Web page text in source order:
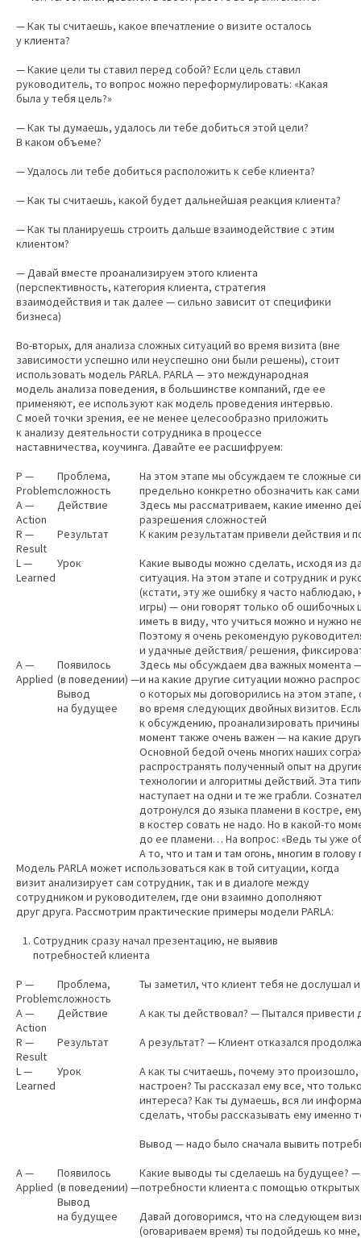
— Как ты считаешь, какое впечатление о визите осталось
у клиента?
— Какие цели ты ставил перед собой? Если цель ставил
руководитель, то вопрос можно переформулировать: «Какая
была у тебя цель?»
— Как ты думаешь, удалось ли тебе добиться этой цели?
В каком объеме?
— Удалось ли тебе добиться расположить к себе клиента?
— Как ты считаешь, какой будет дальнейшая реакция клиента?
— Как ты планируешь строить дальше взаимодействие с этим
клиентом?
— Давай вместе проанализируем этого клиента
(перспективность, категория клиента, стратегия
взаимодействия и так далее — сильно зависит от специфики
бизнеса)
Во-вторых, для анализа сложных ситуаций во время визита (вне
зависимости успешно или неуспешно они были решены), стоит
использовать модель PARLA. PARLA — это международная
модель анализа поведения, в большинстве компаний, где ее
применяют, ее используют как модель проведения интервью.
С моей точки зрения, ее не менее целесообразно приложить
к анализу деятельности сотрудника в процессе
наставничества, коучинга. Давайте ее расшифруем:
P —
Problem
Проблема,
сложность
На этом этапе мы обсуждаем те сложные
предельно конкретно обозначить как
A —
Action
Действие
Здесь мы рассматриваем, какие именно
разрешения сложностей
R —
Result
Результат
К каким результатам привели действия и
L —
Learned
Урок
Какие выводы можно сделать, исходя из
ситуация. На этом этапе и сотрудник и
(кстати, эту же ошибку я часто наблюдаю,
игры) — они говорят только об ошибочных
иметь в виду, что учиться можно и нужно
Поэтому я очень рекомендую
и удачные действия/ решения,
A —
Applied
Появилось
(в поведении) —
Вывод
на будущее
Здесь мы обсуждаем два важных момента
и на какие другие ситуации можно
о которых мы договорились на этом
во время следующих двойных визитов.
к обсуждению, проанализировать
момент также очень важен — на какие
Основной бедой очень многих наших
распространять полученный опыт на
технологии и алгоритмы действий. Эта
наступает на одни и те же грабли.
дотронулся до языка пламени в костре,
в костер совать не надо. Но в какой-то
до ее пламени… На вопрос: «Ведь ты уже
А то, что и там и там огонь, многим в
Модель PARLA может использоваться как в той ситуации, когда
визит анализирует сам сотрудник, так и в диалоге между
сотрудником и руководителем, где они взаимно дополняют
друг друга. Рассмотрим практические примеры модели PARLA:
Сотрудник сразу начал презентацию, не выявив
потребностей клиента
P —
Problem
Проблема,
сложность
Ты заметил, что клиент тебя не дослушал
A —
Action
Действие
А как ты действовал? — Пытался привести
R —
Result
Результат
А результат? — Клиент отказался
L —
Learned
Урок
А как ты считаешь, почему это
настроен? Ты рассказал ему все, что
интереса? Как ты думаешь, вся ли
сделать, чтобы рассказывать ему именно
Вывод — надо было сначала вывить
A —
Applied
Появилось
(в поведении) —
Вывод
на будущее
Какие выводы ты сделаешь на будущее?
потребности клиента с помощью
Давай договоримся, что на следующем
(оговариваем время) ты подойдешь ко